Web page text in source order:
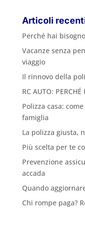
Articoli
Perché hai
Vacanze senza
viaggio
Il rinnovo della
RC AUTO:
Polizza casa:
famiglia
La polizza giusta,
Più scelta per te
Prevenzione
accada
Quando
Chi rompe paga?